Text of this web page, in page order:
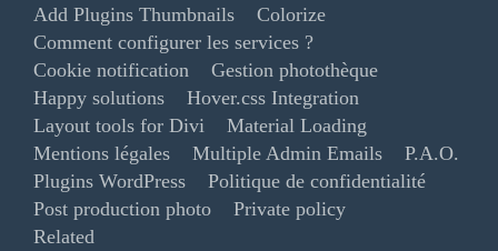
Add Plugins Thumbnails
Colorize
Comment configurer les services ?
Cookie notification
Gestion photothèque
Happy solutions
Hover.css Integration
Layout tools for Divi
Material Loading
Mentions légales
Multiple Admin Emails
P.A.O.
Plugins WordPress
Politique de confidentialité
Post production photo
Private policy
Related